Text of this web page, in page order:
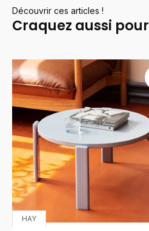
Découvrir ces articles !
Craquez aussi pour
HAY